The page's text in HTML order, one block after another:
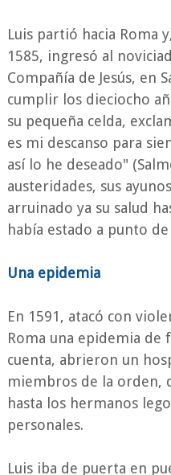
Luis partió hacia Roma
1585, ingresó al
Compañía de Jesús, en
cumplir los dieciocho
su pequeña celda,
es mi descanso para
así lo he deseado"
austeridades, sus
arruinado ya su salud
había estado a punto
Una epidemia
En 1591, atacó con
Roma una epidemia de
cuenta, abrieron un
miembros de la orden,
hasta los hermanos
personales.
Luis iba de puerta en